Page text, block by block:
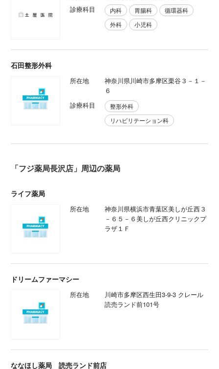
診療科目
内科 胃腸科
循環器科
外科
小児科
石田整形外科
所在地
神奈川県川崎市多摩区栗谷３－１－
６
診療科目
整形外科
リハビリテーション科
「フジ薬局長沢店」周辺の薬局
ライフ薬局
所在地
神奈川県横浜市青葉区美しが丘西３
－６５－６美しが丘西クリニックプ
ラザ１Ｆ
ドリームファーマシー
所在地
川崎市多摩区西生田3-9-3 クレール
読売ランド前101号
ななほし薬局 読売ランド前店